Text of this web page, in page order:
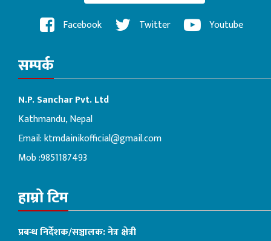
Facebook Twitter Youtube
सम्पर्क
N.P. Sanchar Pvt. Ltd
Kathmandu, Nepal
Email:ktmdainikofficial@gmail.com
Mob :9851187493
हाम्रो टिम
प्रबन्ध निर्देशक/सञ्चालक: नेत्र क्षेत्री